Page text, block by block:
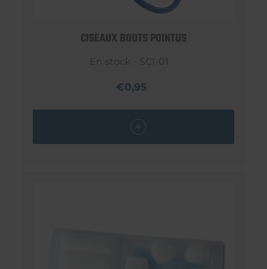
CISEAUX BOUTS POINTUS
En stock - SCI-01
€0,95